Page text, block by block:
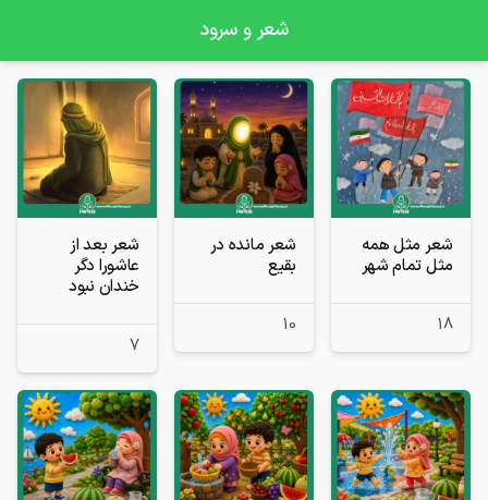
شعر و سرود
شعر مثل همه
مثل تمام شهر
18
شعر مانده در
بقیع
10
شعر بعد از
عاشورا دگر
خندان نبود
7